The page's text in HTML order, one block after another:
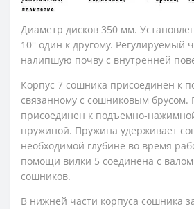
Диаметр дисков 350 мм.
10° один к другому. Регулируемый
налипшую почву с внутренней
Корпус 7 сошника присоединен к
связанному с сошниковым брусом.
присоединен к подъемно-
пружиной. Пружина удерживает
необходимой глубине во время
помощи вилки 5 соединена с
сошников.
В нижней части корпуса сошника